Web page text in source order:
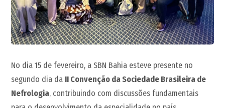
No dia 15 de fevereiro, a SBN Bahia esteve presente no
segundo dia da II Convenção da Sociedade Brasileira de
Nefrologia, contribuindo com discussões fundamentais